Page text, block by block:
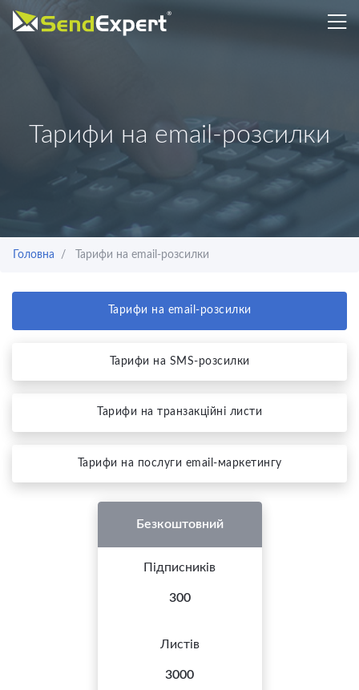
Тарифи на email-розсилки
Головна Тарифи на email-розсилки
Тарифи на email-розсилки
Тарифи на SMS-розсилки
Тарифи на транзакційні листи
Тарифи на послуги email-маркетингу
Безкоштовний
Підписників
300
Листів
3000